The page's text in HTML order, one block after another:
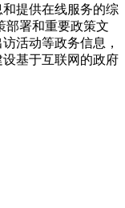
提供在线服务的综
部署和重要政策文
活动等政务信息，
基于互联网的政府